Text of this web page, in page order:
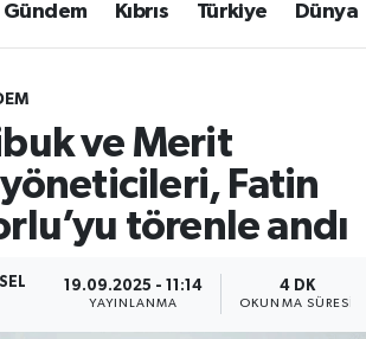
Gündem Kıbrıs Türkiye Dünya
ve Merit
Fatin
törenle andı
19.09.2025 - 11:14
YAYINLANMA
4 DK
OKUNMA SÜRESI